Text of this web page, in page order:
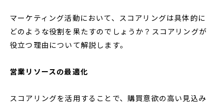
マーケティング活動において、スコアリングは具体的に
どのような役割を果たすのでしょうか？スコアリングが
役立つ理由について解説します。
営業リソースの最適化
スコアリングを活用することで、購買意欲の高い見込み